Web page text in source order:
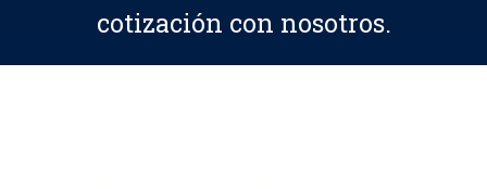
cotización con nosotros.